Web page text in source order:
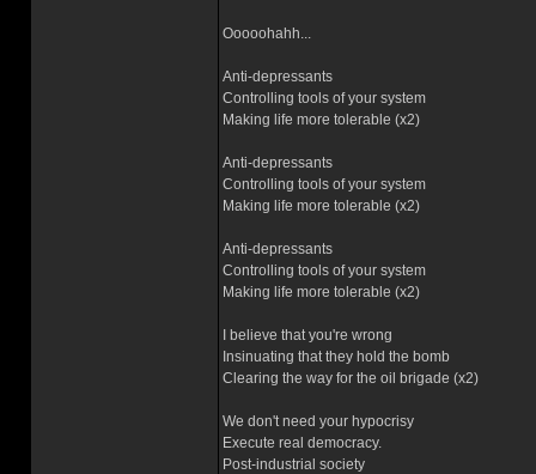
Ooooohahh...
Anti-depressants
Controlling tools of your system
Making life more tolerable (x2)
Anti-depressants
Controlling tools of your system
Making life more tolerable (x2)
Anti-depressants
Controlling tools of your system
Making life more tolerable (x2)
I believe that you're wrong
Insinuating that they hold the bomb
Clearing the way for the oil brigade (x2)
We don't need your hypocrisy
Execute real democracy.
Post-industrial society